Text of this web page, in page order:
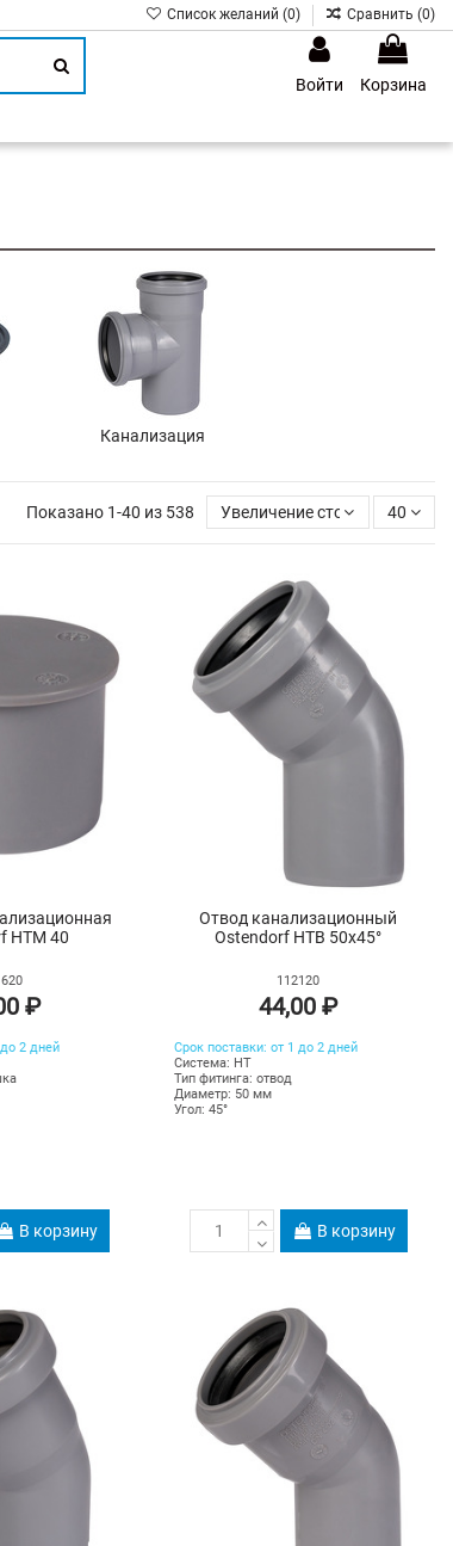
Список желаний (0) Сравнить (0)
Войти
Корзина
Канализация
Показано 1-40 из 538 Увеличение стоимости
40
HTM 40
₽
2 дней
В корзину
Отвод канализационный
Ostendorf HTB 50х45°
112120
44,00 ₽
Срок поставки: от 1 до 2 дней
Система: HT
Тип фитинга: отвод
Диаметр: 50 мм
Угол: 45°
В корзину